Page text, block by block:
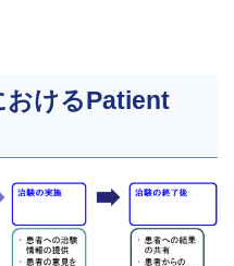
おけるPatient